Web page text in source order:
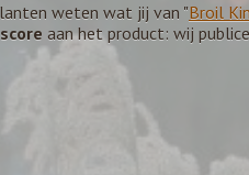
weten wat jij van "Broil
aan het product: wij